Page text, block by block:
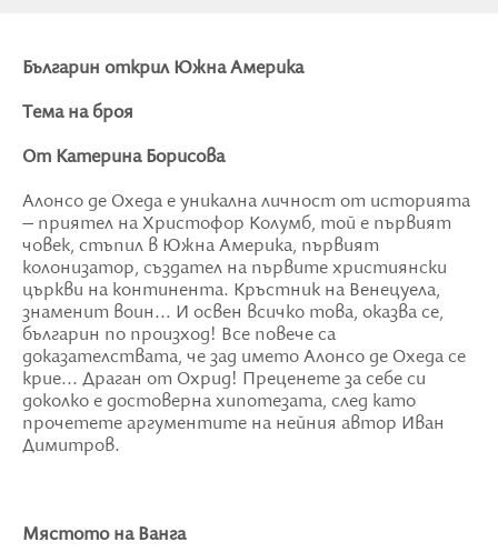
Българин открил Южна Америка
Тема на броя
От Катерина Борисова
Алонсо де Охеда е уникална личност от историята
– приятел на Христофор Колумб, той е първият
човек, стъпил в Южна Америка, първият
колонизатор, създател на първите християнски
църкви на континента. Кръстник на Венецуела,
знаменит воин... И освен всичко това, оказва се,
българин по произход! Все повече са
доказателствата, че зад името Алонсо де Охеда се
крие... Драган от Охрид! Преценете за себе си
доколко е достоверна хипотезата, след като
прочетете аргументите на нейния автор Иван
Димитров.
Мястото на Ванга